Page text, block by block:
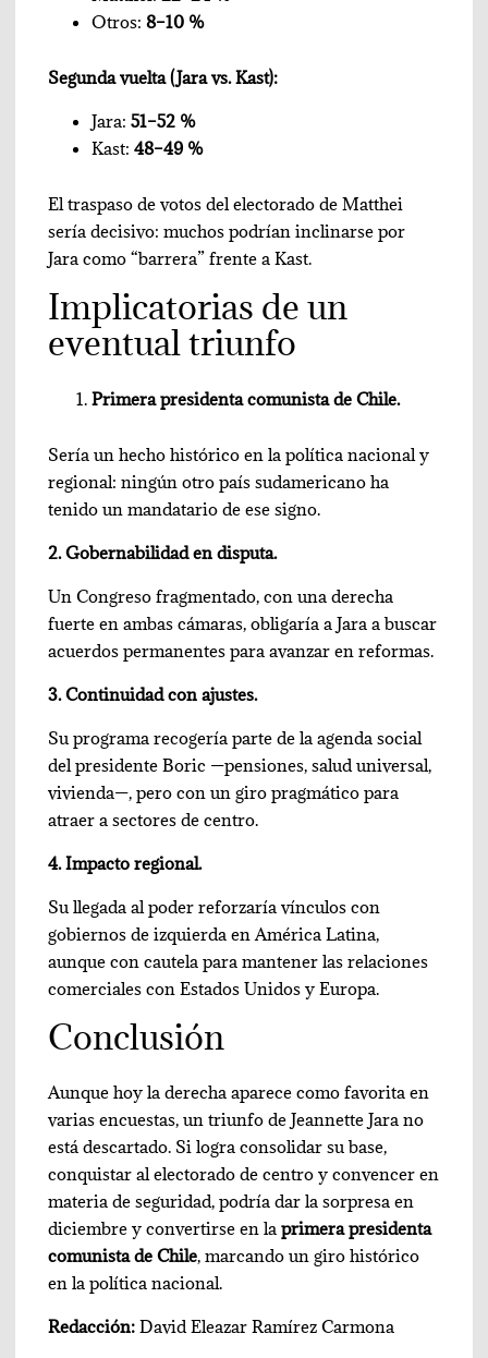
Otros:8–10 %
Segunda vuelta (Jara vs. Kast):
Jara:51–52 %
Kast:48–49 %
El traspaso de votos del electorado de Matthei
sería decisivo: muchos podrían inclinarse por
Jara como “barrera” frente a Kast.
Implicatorias de un
eventual triunfo
Primera presidenta comunista de Chile.
Sería un hecho histórico en la política nacional y
regional: ningún otro país sudamericano ha
tenido un mandatario de ese signo.
2. Gobernabilidad en disputa.
Un Congreso fragmentado, con una derecha
fuerte en ambas cámaras, obligaría a Jara a buscar
acuerdos permanentes para avanzar en reformas.
3. Continuidad con ajustes.
Su programa recogería parte de la agenda social
del presidente Boric —pensiones, salud universal,
vivienda—, pero con un giro pragmático para
atraer a sectores de centro.
4. Impacto regional.
Su llegada al poder reforzaría vínculos con
gobiernos de izquierda en América Latina,
aunque con cautela para mantener las relaciones
comerciales con Estados Unidos y Europa.
Conclusión
Aunque hoy la derecha aparece como favorita en
varias encuestas, un triunfo de Jeannette Jara no
está descartado. Si logra consolidar su base,
conquistar al electorado de centro y convencer en
materia de seguridad, podría dar la sorpresa en
diciembre y convertirse en laprimera presidenta
comunista de Chile, marcando un giro histórico
en la política nacional.
Redacción:David Eleazar Ramírez Carmona